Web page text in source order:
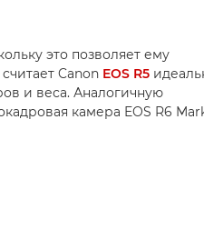
это позволяет ему
Canon EOS R5
и веса. Аналогичную
камера EOS R6